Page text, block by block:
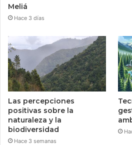
Meliá
Hace 3 días
Las percepciones
positivas sobre la
naturaleza y la
biodiversidad
Hace 3 semanas